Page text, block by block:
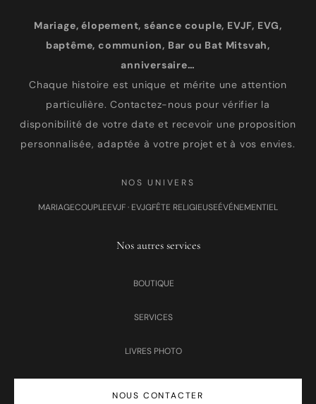
Mariage, élopement, séance couple, EVJF, EVG,
baptême, communion, Bar ou Bat Mitsvah,
anniversaire…
Chaque histoire est unique et mérite une attention
particulière. Contactez-nous pour vérifier la
disponibilité de votre date et recevoir une proposition
personnalisée, adaptée à votre projet et à vos envies.
NOS UNIVERS
MARIAGECOUPLEEVJF · EVJGFÊTE RELIGIEUSEÉVÉNEMENTIEL
Nos autres services
BOUTIQUE
SERVICES
LIVRES PHOTO
NOUS CONTACTER